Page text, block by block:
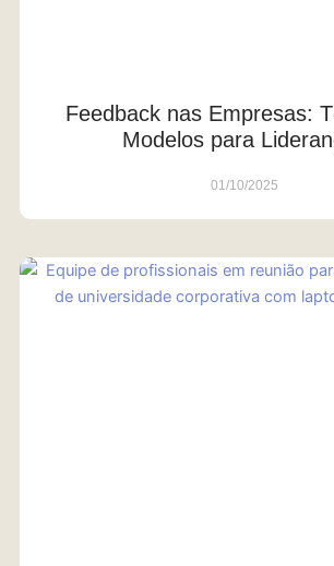
Feedback nas Empresas:
Modelos para
01/10/2025